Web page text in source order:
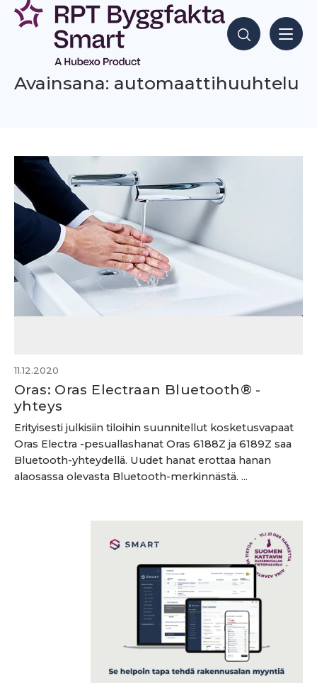
Siirry
sisältöön
Hae sisältöjä
Avainsana: automaattihuuhtelu
11.12.2020
Oras: Oras Electraan Bluetooth® -
yhteys
Erityisesti julkisiin tiloihin suunnitellut kosketusvapaat
Oras Electra -pesuallashanat Oras 6188Z ja 6189Z saa
Bluetooth-yhteydellä. Uudet hanat erottaa hanan
alaosassa olevasta Bluetooth-merkinnästä. ...